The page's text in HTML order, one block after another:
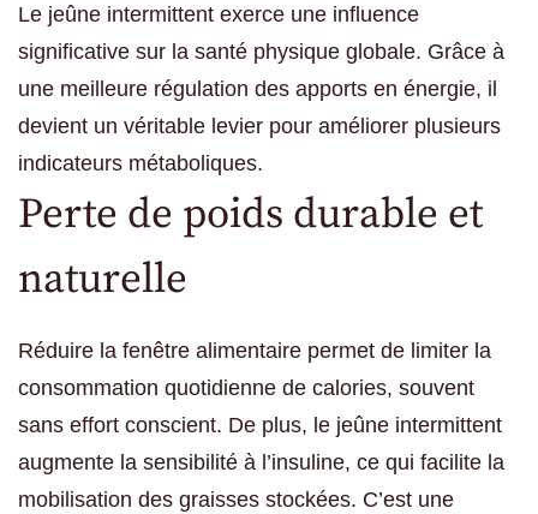
Le jeûne intermittent exerce une influence
significative sur la santé physique globale. Grâce à
une meilleure régulation des apports en énergie, il
devient un véritable levier pour améliorer plusieurs
indicateurs métaboliques.
Perte de poids durable et
naturelle
Réduire la fenêtre alimentaire permet de limiter la
consommation quotidienne de calories, souvent
sans effort conscient. De plus, le jeûne intermittent
augmente la sensibilité à l’insuline, ce qui facilite la
mobilisation des graisses stockées. C’est une